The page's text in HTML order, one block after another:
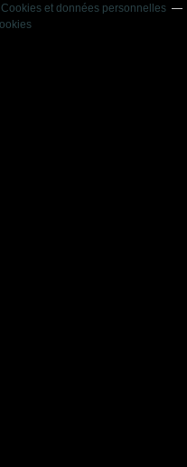
Cookies et données personnelles